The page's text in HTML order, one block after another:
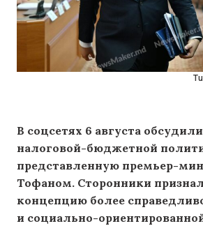
В соцсетях 6 августа
налоговой-бюджетной
представленную премьер-
Тофаном. Сторонники
концепцию более
и социально-